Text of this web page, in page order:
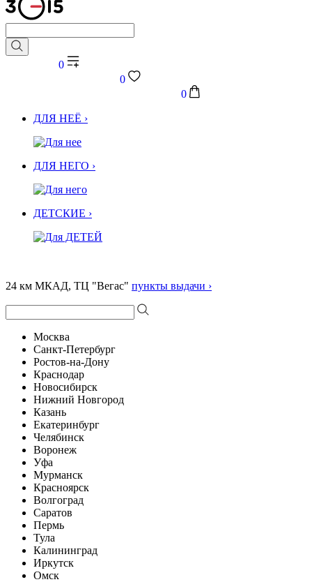
0
0
0
ДЛЯ НЕЁ ›
ДЛЯ НЕГО ›
ДЕТСКИЕ ›
24 км МКАД, ТЦ "Вегас" пункты выдачи ›
Москва
Санкт-Петербург
Ростов-на-Дону
Краснодар
Новосибирск
Нижний Новгород
Казань
Екатеринбург
Челябинск
Воронеж
Уфа
Мурманск
Красноярск
Волгоград
Саратов
Пермь
Тула
Калининград
Иркутск
Омск